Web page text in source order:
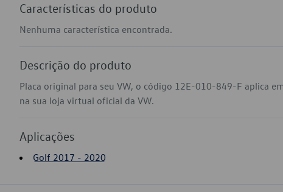
Características do produto
Nenhuma característica encontrada.
Descrição do produto
Placa original para seu VW, o código 12E-010-849-F aplica
na sua loja virtual oficial da VW.
Aplicações
Golf 2017 - 2020